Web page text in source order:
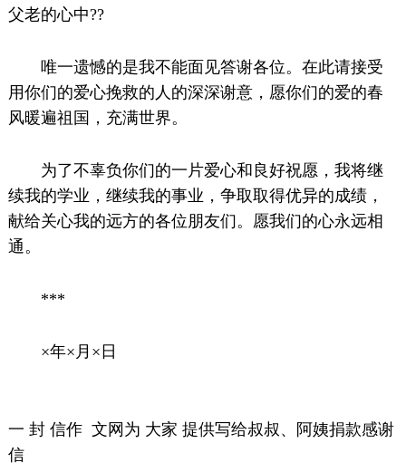
父老的心中??
唯一遗憾的是我不能面见答谢各位。在此请接受
用你们的爱心挽救的人的深深谢意，愿你们的爱的春
风暖遍祖国，充满世界。
为了不辜负你们的一片爱心和良好祝愿，我将继
续我的学业，继续我的事业，争取取得优异的成绩，
献给关心我的远方的各位朋友们。愿我们的心永远相
通。
***
×年×月×日
一 封 信作 文网为 大家 提供写给叔叔、阿姨捐款感谢
信